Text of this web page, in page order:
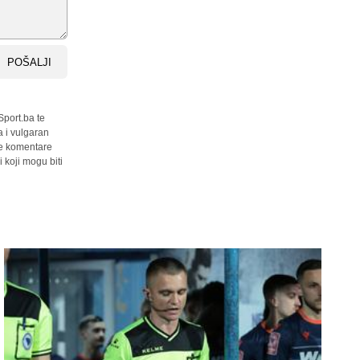
POŠALJI
te
i vulgaran
komentare
koji mogu biti